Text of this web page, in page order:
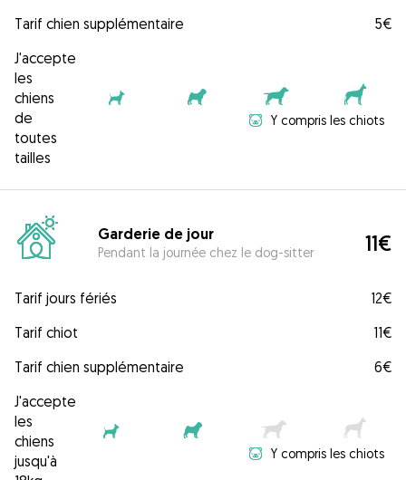
Tarif chien supplémentaire
5€
J'accepte
les
chiens
de
toutes
tailles
Y compris les chiots
Garderie de jour
Pendant la journée chez le dog-sitter 11€
Tarif jours fériés
12€
Tarif chiot
11€
Tarif chien supplémentaire
6€
J'accepte
les
chiens
jusqu'à
Y compris les chiots